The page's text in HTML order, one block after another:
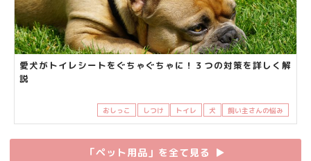
愛犬がトイレシートをぐちゃぐちゃに！３つの対策を詳しく解
説
おしっこ しつけ トイレ 犬 飼い主さんの悩み
「ペット用品」を全て見る ▶︎